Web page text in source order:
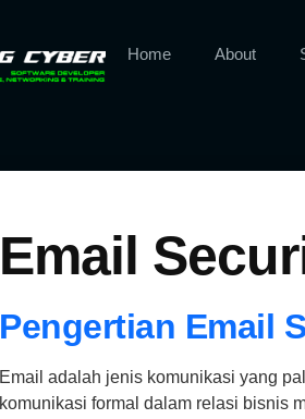
Home About
Email
Pengertian Email
Email adalah jenis komunikasi yang
komunikasi formal dalam relasi bisnis